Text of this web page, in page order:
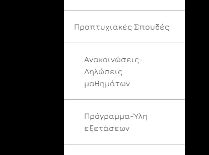
Προπτυχιακές Σπουδές
Ανακοινώσεις-
Δηλώσεις
μαθημάτων
Πρόγραμμα-Ύλη
εξετάσεων